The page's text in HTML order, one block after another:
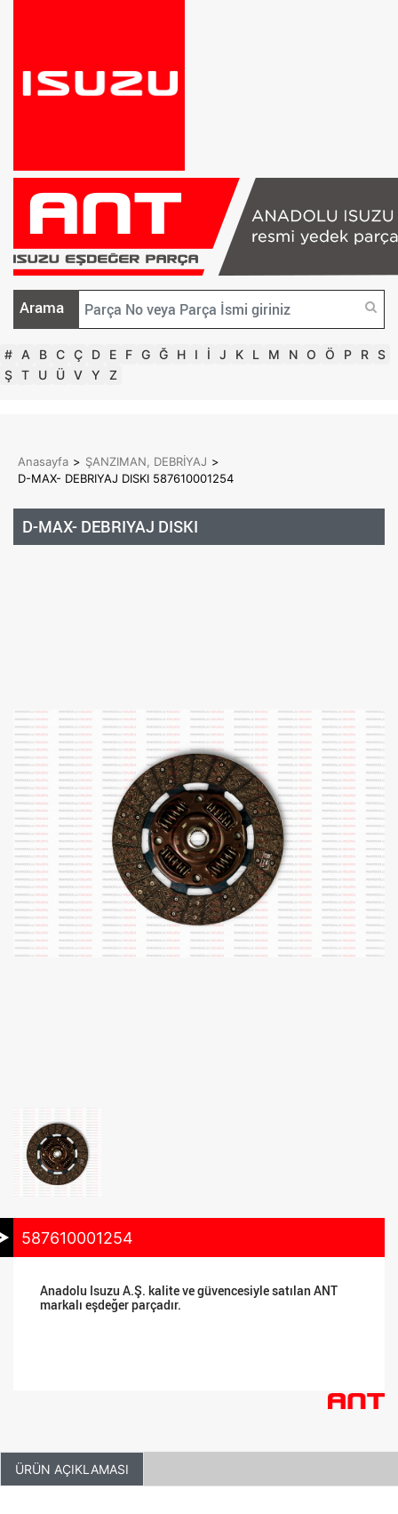
Arama
# A B C Ç D E F G Ğ H I İ J K L M N O Ö P R S
Ş T U Ü V Y Z
Anasayfa > ŞANZIMAN, DEBRİYAJ >
D-MAX- DEBRIYAJ DISKI 587610001254
D-MAX- DEBRIYAJ DISKI
587610001254
Anadolu Isuzu A.Ş. kalite ve güvencesiyle satılan ANT
markalı eşdeğer parçadır.
ÜRÜN AÇIKLAMASI